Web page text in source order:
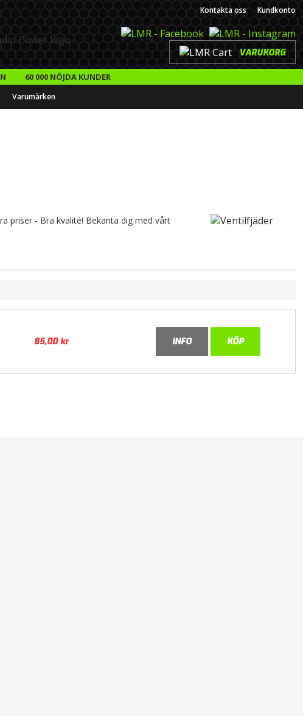
Kontakta oss Kundkonto
VARUKORG
60 000 NÖJDA KUNDER
Varumärken
priser - Bra kvalité! Bekanta dig med vårt
85,00kr INFO KÖP